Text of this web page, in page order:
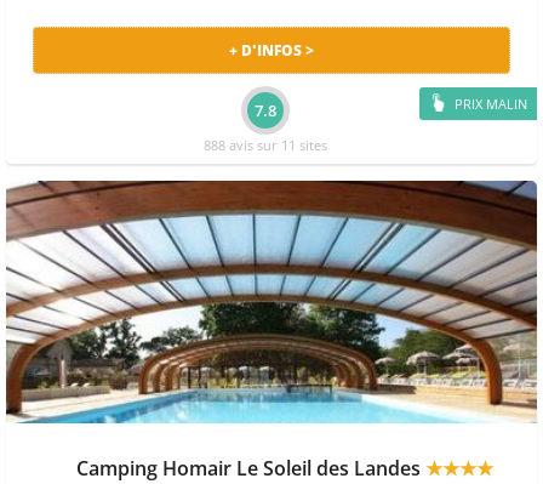
PRIX MALIN
+ D'INFOS >
7.8
888 avis sur 11 sites
Camping Homair Le Soleil des Landes ★★★★